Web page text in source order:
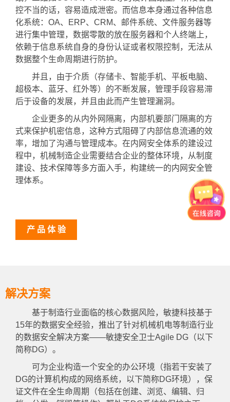
控不当的话，容易造成泄密。而信息本身通过各种信息
化系统：OA、ERP、CRM、邮件系统、文件服务器等
进行集中管理，数据零散的放在服务器和个人终端上，
依赖于信息系统自身的身份认证或者权限控制，无法从
数据整个生命周期进行防护。
并且，由于介质（存储卡、智能手机、平板电脑、
超极本、蓝牙、红外等）的不断发展，管理手段容易滞
后于设备的发展，并且由此而产生管理漏洞。
企业更多的从内外网隔离，内部机要部门隔离的方
式来保护机密信息，这种方式阻碍了内部信息流通的效
率，增加了沟通与管理成本。在内网安全体系的建设过
程中，机械制造企业需要结合企业的整体环境，从制度
建设、技术保障等多方面入手，构建统一的内网安全管
理体系。
产 品 体 验
解决方案
基于制造行业面临的核心数据风险，敏捷科技基于
15年的数据安全经验，推出了针对机械机电等制造行业
的数据安全解决方案——敏捷安全卫士Agile DG（以下
简称DG）。
可为企业构造一个安全的办公环境（指若干安装了
DG的计算机构成的网络系统，以下简称DG环境），保
证文件在全生命周期（包括在创建、浏览、编辑、归